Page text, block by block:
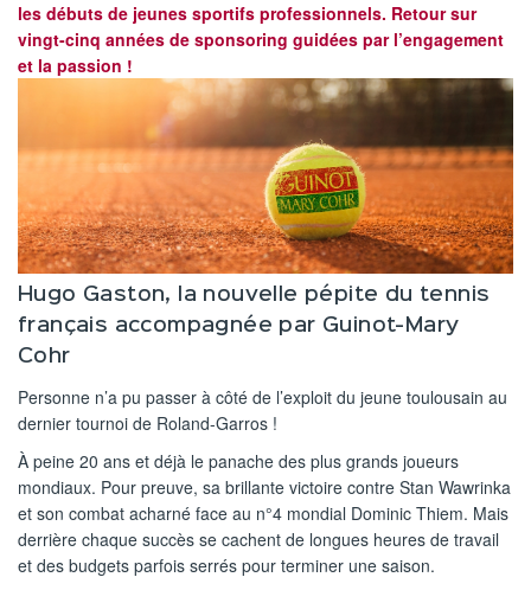
les débuts de jeunes sportifs professionnels. Retour sur
vingt-cinq années de sponsoring guidées par l’engagement
et la passion !
Hugo Gaston, la nouvelle pépite du tennis
français accompagnée par Guinot-Mary
Cohr
Personne n’a pu passer à côté de l’exploit du jeune toulousain au
dernier tournoi de Roland-Garros !
À peine 20 ans et déjà le panache des plus grands joueurs
mondiaux. Pour preuve, sa brillante victoire contre Stan Wawrinka
et son combat acharné face au n°4 mondial Dominic Thiem. Mais
derrière chaque succès se cachent de longues heures de travail
et des budgets parfois serrés pour terminer une saison.